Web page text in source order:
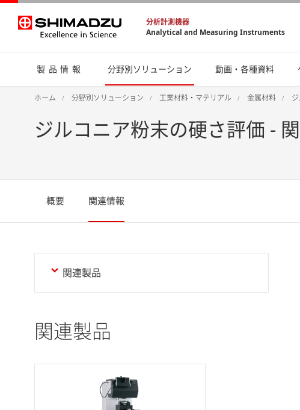
分析計測機器
Analytical and Measuring Instruments
製品情報 分野別ソリューション 動画・各種資料
ホーム 分野別ソリューション 工業材料・マテリアル 金属材料
ジルコニア粉末の硬さ評価 -
概要 関連情報
関連製品
関連製品